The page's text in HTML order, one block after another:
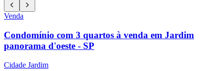
Venda
Condomínio com 3 quartos à venda em Jardim
panorama d'oeste - SP
Cidade Jardim